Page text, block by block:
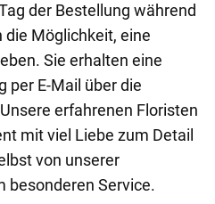
der Bestellung während
die Möglichkeit, eine
Sie erhalten eine
per E-Mail über die
erfahrenen Floristen
mit viel Liebe zum Detail
von unserer
besonderen Service.